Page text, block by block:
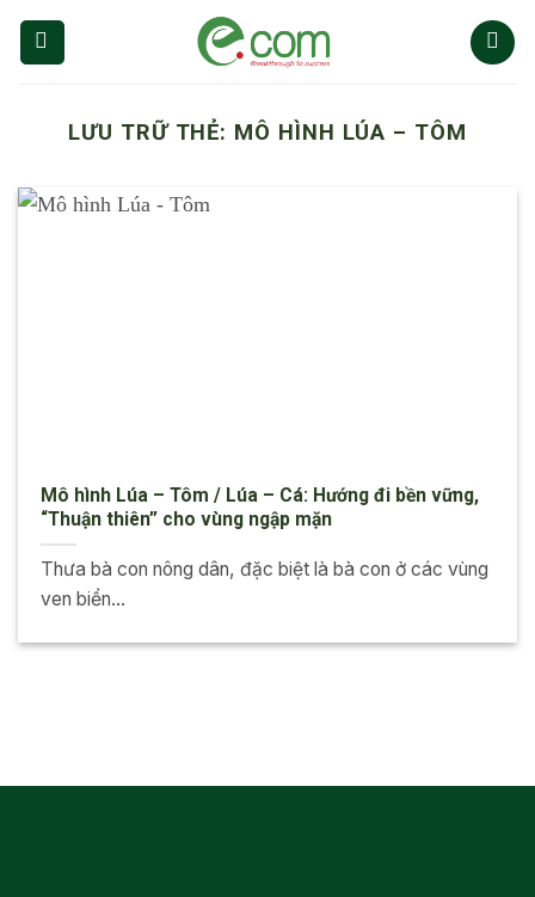
Chuyển
đến
LƯU TRỮ THẺ: MÔ HÌNH LÚA – TÔM
Mô hình Lúa – Tôm / Lúa – Cá: Hướng đi bền vững,
“Thuận thiên” cho vùng ngập mặn
Thưa bà con nông dân, đặc biệt là bà con ở các vùng
ven biển...